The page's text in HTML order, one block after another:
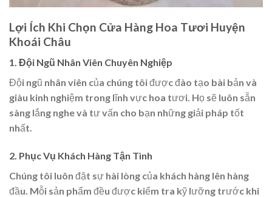
Lợi Ích Khi Chọn Cửa Hàng Hoa Tươi Huyện
Khoái Châu
1. Đội Ngũ Nhân Viên Chuyên Nghiệp
Đội ngũ nhân viên của chúng tôi được đào tạo bài bản và
giàu kinh nghiệm trong lĩnh vực hoa tươi. Họ sẽ luôn sẵn
sàng lắng nghe và tư vấn cho bạn những giải pháp tốt
nhất.
2. Phục Vụ Khách Hàng Tận Tình
Chúng tôi luôn đặt sự hài lòng của khách hàng lên hàng
đầu. Mỗi sản phẩm đều được kiểm tra kỹ lưỡng trước khi